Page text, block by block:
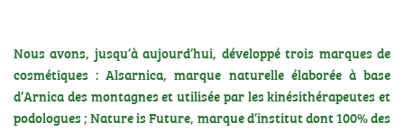
Nous avons, jusqu’à aujourd’hui, développé trois marques de
cosmétiques :Alsarnica, marque naturelle élaborée à base
d’Arnica des montagnes et utilisée par les kinésithérapeutes et
podologues;Nature is Future, marque d’institut dont 100% des